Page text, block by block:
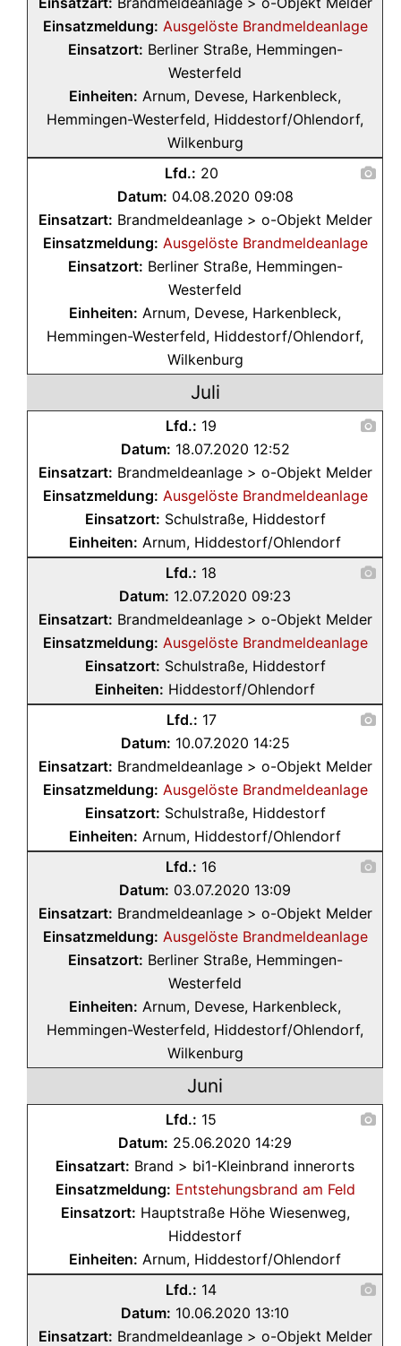
Einsatzmeldung: Ausgelöste Brandmeldeanlage
Einsatzort: Berliner Straße, Hemmingen-
Westerfeld
Einheiten: Arnum, Devese, Harkenbleck,
Hemmingen-Westerfeld, Hiddestorf/Ohlendorf,
Wilkenburg
Lfd.: 20
Datum: 04.08.2020 09:08
Einsatzart: Brandmeldeanlage > o-Objekt Melder
Einsatzmeldung: Ausgelöste Brandmeldeanlage
Einsatzort: Berliner Straße, Hemmingen-
Westerfeld
Einheiten: Arnum, Devese, Harkenbleck,
Hemmingen-Westerfeld, Hiddestorf/Ohlendorf,
Wilkenburg
Juli
Lfd.: 19
Datum: 18.07.2020 12:52
Einsatzart: Brandmeldeanlage > o-Objekt Melder
Einsatzmeldung: Ausgelöste Brandmeldeanlage
Einsatzort: Schulstraße, Hiddestorf
Einheiten: Arnum, Hiddestorf/Ohlendorf
Lfd.: 18
Datum: 12.07.2020 09:23
Einsatzart: Brandmeldeanlage > o-Objekt Melder
Einsatzmeldung: Ausgelöste Brandmeldeanlage
Einsatzort: Schulstraße, Hiddestorf
Einheiten: Hiddestorf/Ohlendorf
Lfd.: 17
Datum: 10.07.2020 14:25
Einsatzart: Brandmeldeanlage > o-Objekt Melder
Einsatzmeldung: Ausgelöste Brandmeldeanlage
Einsatzort: Schulstraße, Hiddestorf
Einheiten: Arnum, Hiddestorf/Ohlendorf
Lfd.: 16
Datum: 03.07.2020 13:09
Einsatzart: Brandmeldeanlage > o-Objekt Melder
Einsatzmeldung: Ausgelöste Brandmeldeanlage
Einsatzort: Berliner Straße, Hemmingen-
Westerfeld
Einheiten: Arnum, Devese, Harkenbleck,
Hemmingen-Westerfeld, Hiddestorf/Ohlendorf,
Wilkenburg
Juni
Lfd.: 15
Datum: 25.06.2020 14:29
Einsatzart: Brand > bi1-Kleinbrand innerorts
Einsatzmeldung: Entstehungsbrand am Feld
Einsatzort: Hauptstraße Höhe Wiesenweg,
Hiddestorf
Einheiten: Arnum, Hiddestorf/Ohlendorf
Lfd.: 14
Datum: 10.06.2020 13:10
Einsatzart: Brandmeldeanlage > o-Objekt Melder